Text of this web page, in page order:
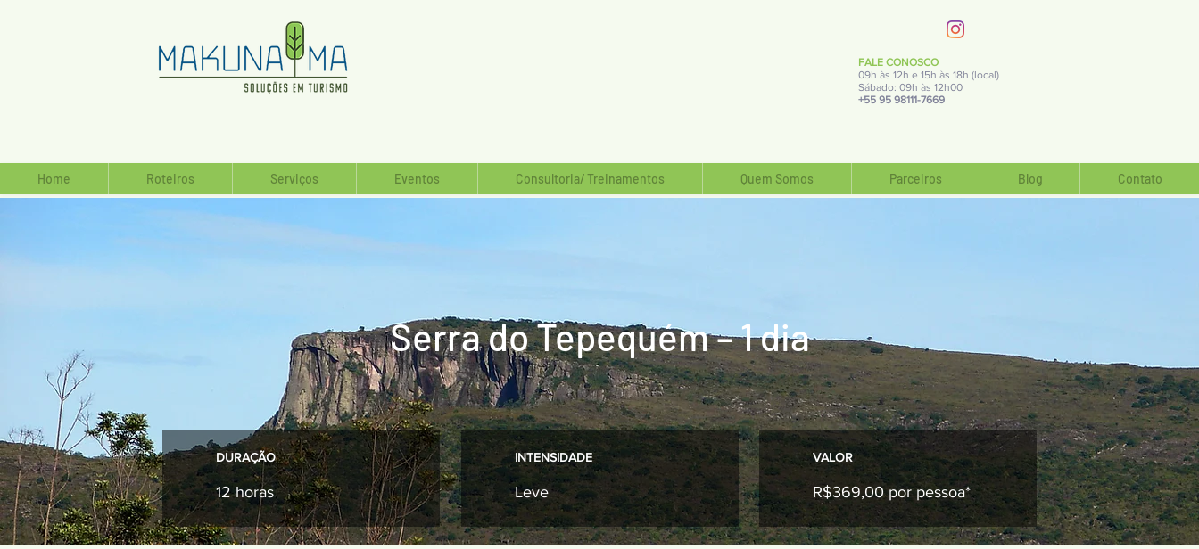
FALE CONOSCO
09h às 12h e 15h às 18h (local)
Sábado: 09h às 12h00
+55 95 98111-7669
Home Roteiros Serviços Eventos Consultoria/ Treinamentos Quem Somos Parceiros Blog Contato
Serra do Tepequém – 1 dia
DURAÇÃO
12 horas
INTENSIDADE
Leve
VALOR
R$369,00 por pessoa*